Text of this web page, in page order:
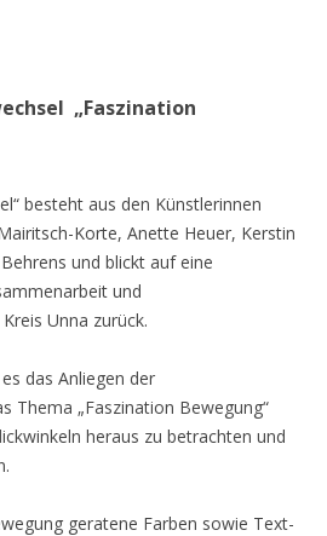
„Faszination
besteht aus den Künstlerinnen
Korte, Anette Heuer, Kerstin
und blickt auf eine
und
Unna zurück.
das Anliegen der
Thema „Faszination Bewegung“
heraus zu betrachten und
geratene Farben sowie Text-